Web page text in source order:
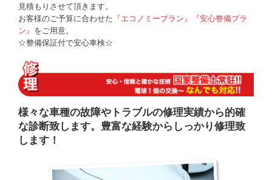
見積もりさせて頂きます。
お客様のご予算に合わせた 『エコノミープラン』『安心整備プラ
ン』 をご用意。
☆整備保証付で安心車検☆
様々な車種の故障やトラブルの修理実績から的確
な診断致します。豊富な経験からしっかり修理致
します！